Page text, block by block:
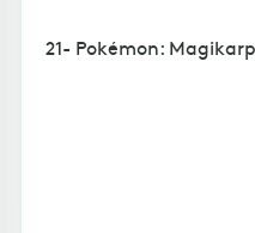
21- Pokémon: